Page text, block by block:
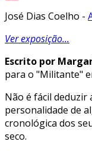
José Dias Coelho -
Ver exposição...
Escrito por
para o "Militante"
Não é fácil deduzir
personalidade de
cronológica dos
seco.